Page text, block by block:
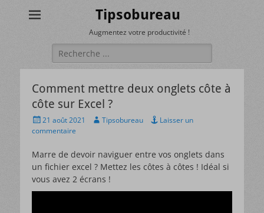
Tipsobureau
Augmentez votre productivité !
Rechercher :
Comment mettre deux onglets côte à
côte sur Excel ?
Posted
on
21 août 2021 Author
Tipsobureau
Laisser un
commentaire
Marre de devoir naviguer entre vos onglets dans
un fichier excel ? Mettez les côtes à côtes ! Idéal si
vous avez 2 écrans !